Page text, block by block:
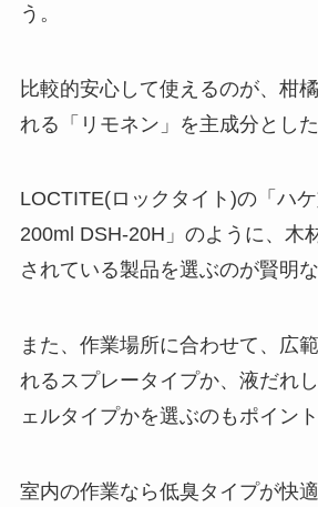
う。
比較的安心して使えるのが、柑
れる「リモネン」を主成分とした
LOCTITE(ロックタイト)の「ハ
200ml DSH-20H」のように、木
されている製品を選ぶのが賢明な
また、作業場所に合わせて、広
れるスプレータイプか、液だれ
ェルタイプかを選ぶのもポイン
室内の作業なら低臭タイプが快